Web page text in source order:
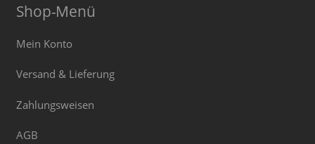
Shop-Menü
Mein Konto
Versand & Lieferung
Zahlungsweisen
AGB